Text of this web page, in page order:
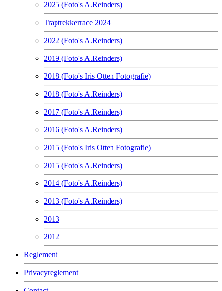
2025 (Foto's A.Reinders)
Traptrekkerrace 2024
2022 (Foto's A.Reinders)
2019 (Foto's A.Reinders)
2018 (Foto's Iris Otten Fotografie)
2018 (Foto's A.Reinders)
2017 (Foto's A.Reinders)
2016 (Foto's A.Reinders)
2015 (Foto's Iris Otten Fotografie)
2015 (Foto's A.Reinders)
2014 (Foto's A.Reinders)
2013 (Foto's A.Reinders)
2013
2012
Reglement
Privacyreglement